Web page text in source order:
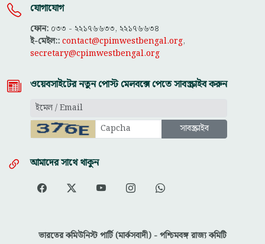
যোগাযোগ
ফোন: ০৩৩ - ২২১৭৬৬৩৩, ২২১৭৬৬৩৪
ই-মেইল::contact@cpimwestbengal.org,
secretary@cpimwestbengal.org
ওয়েবসাইটের নতুন পোস্ট মেলবক্সে পেতে সাবস্ক্রাইব করুন
আমাদের সাথে থাকুন
ভারতের কমিউনিস্ট পার্টি (মার্কসবাদী) - পশ্চিমবঙ্গ রাজ্য কমিটি